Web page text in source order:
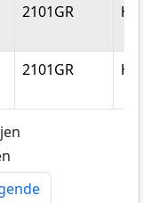
2101GR
2101GR